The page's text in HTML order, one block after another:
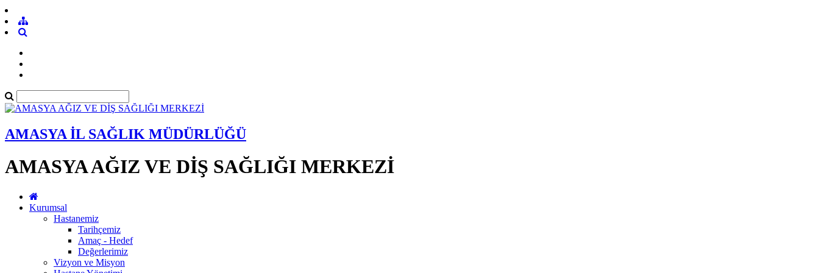
AMASYA İL SAĞLIK MÜDÜRLÜĞÜ
AMASYA AĞIZ VE DİŞ SAĞLIĞI MERKEZİ
Kurumsal
Hastanemiz
Tarihçemiz
Amaç - Hedef
Değerlerimiz
Vizyon ve Misyon